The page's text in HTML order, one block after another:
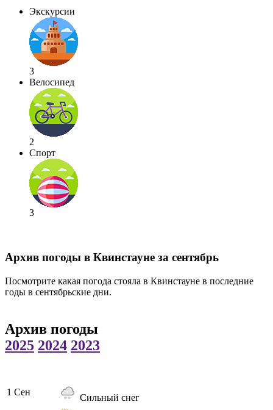
Экскурсии
3
Велосипед
2
Спорт
3
Архив погоды в Квинстауне за сентябрь
Посмотрите какая погода стояла в Квинстауне в последние
годы в сентябрьские дни.
Архив погоды
2025 2024 2023
1 Сен
Сильный снег